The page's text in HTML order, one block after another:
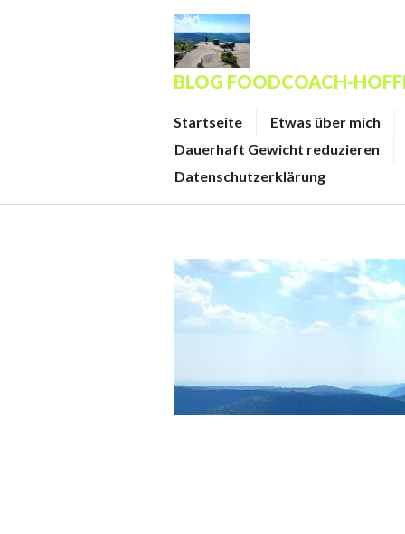
BLOG FOODCOACH-
Startseite Etwas über mich
Dauerhaft Gewicht reduzieren
Datenschutzerklärung